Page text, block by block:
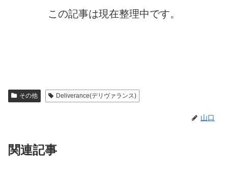
この記事は現在整理中です。
その他 Deliverance(デリヴァランス)
山口
関連記事